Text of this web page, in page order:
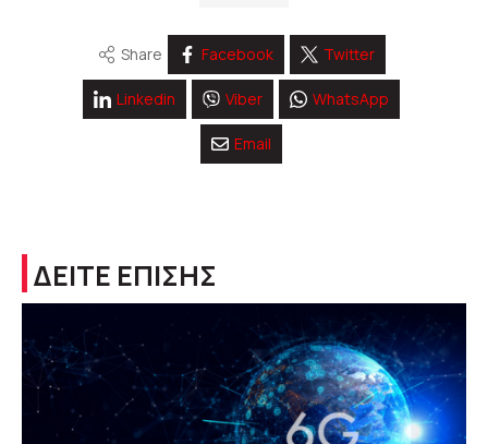
Share Facebook Twitter
Linkedin Viber WhatsApp
Email
ΔΕΙΤΕ ΕΠΙΣΗΣ